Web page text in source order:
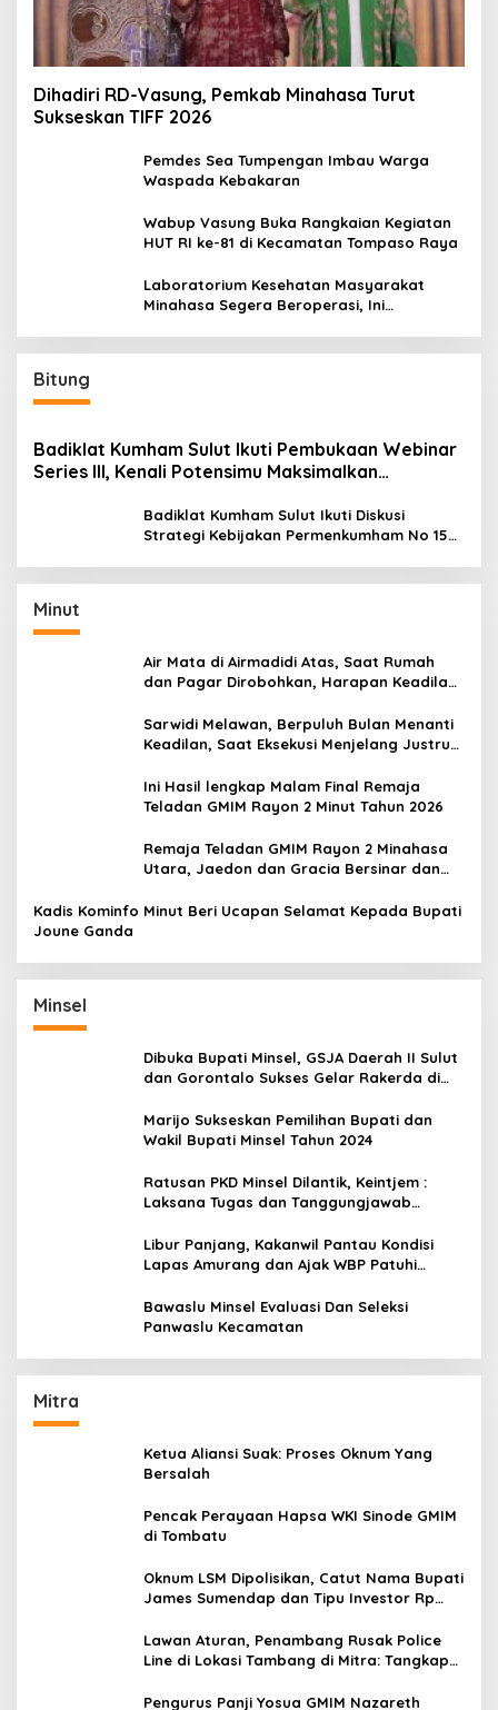
Dihadiri RD-Vasung, Pemkab Minahasa Turut
Sukseskan TIFF 2026
Pemdes Sea Tumpengan Imbau Warga
Waspada Kebakaran
Wabup Vasung Buka Rangkaian Kegiatan
HUT RI ke-81 di Kecamatan Tompaso Raya
Laboratorium Kesehatan Masyarakat
Minahasa Segera Beroperasi, Ini
Bitung
Badiklat Kumham Sulut Ikuti Pembukaan Webinar
Series III, Kenali Potensimu Maksimalkan
Badiklat Kumham Sulut Ikuti Diskusi
Strategi Kebijakan Permenkumham No 15
Minut
Air Mata di Airmadidi Atas, Saat Rumah
dan Pagar Dirobohkan, Harapan Keadilan
Sarwidi Melawan, Berpuluh Bulan Menanti
Keadilan, Saat Eksekusi Menjelang Justru
Ini Hasil lengkap Malam Final Remaja
Teladan GMIM Rayon 2 Minut Tahun 2026
Remaja Teladan GMIM Rayon 2 Minahasa
Utara, Jaedon dan Gracia Bersinar dan
Kadis Kominfo Minut Beri Ucapan Selamat Kepada Bupati
Joune Ganda
Minsel
Dibuka Bupati Minsel, GSJA Daerah II Sulut
dan Gorontalo Sukses Gelar Rakerda di
Marijo Sukseskan Pemilihan Bupati dan
Wakil Bupati Minsel Tahun 2024
Ratusan PKD Minsel Dilantik, Keintjem :
Laksana Tugas dan Tanggungjawab
Libur Panjang, Kakanwil Pantau Kondisi
Lapas Amurang dan Ajak WBP Patuhi
Bawaslu Minsel Evaluasi Dan Seleksi
Panwaslu Kecamatan
Mitra
Ketua Aliansi Suak: Proses Oknum Yang
Bersalah
Pencak Perayaan Hapsa WKI Sinode GMIM
di Tombatu
Oknum LSM Dipolisikan, Catut Nama Bupati
James Sumendap dan Tipu Investor Rp
Lawan Aturan, Penambang Rusak Police
Line di Lokasi Tambang di Mitra: Tangkap
Pengurus Panji Yosua GMIM Nazareth